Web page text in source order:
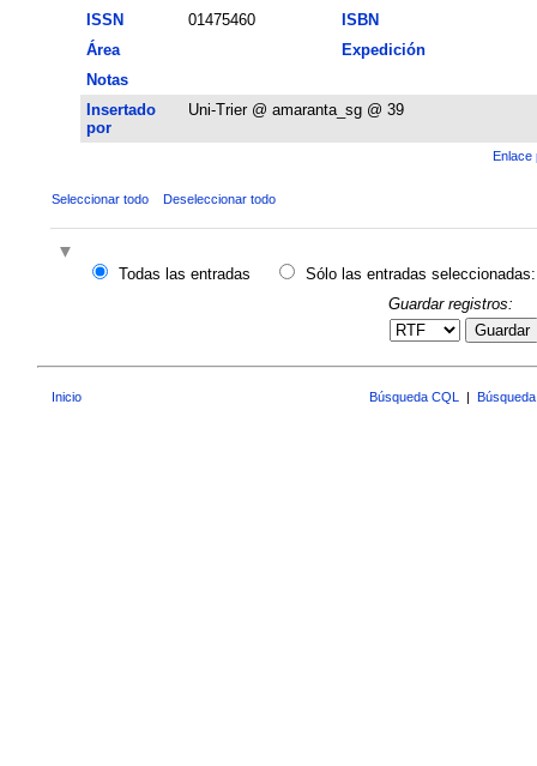
ISSN
01475460
ISBN
Área
Expedición
Notas
Insertado
por
Uni-Trier @ amaranta_sg @ 39
Enlace
Seleccionar todo Deseleccionar todo
Todas las entradas
Sólo las entradas seleccionadas:
Guardar registros:
Guardar
Inicio Búsqueda CQL